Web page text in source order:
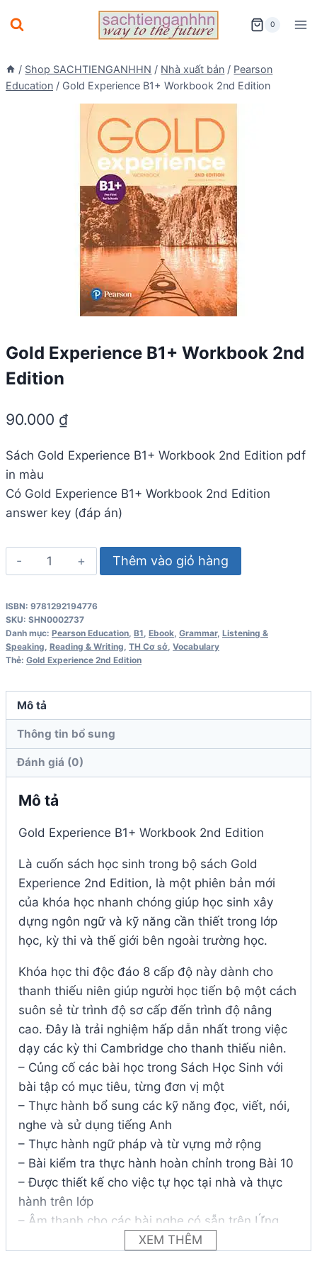
to
0
/ Shop SACHTIENGANHHN / Nhà xuất bản / Pearson
Education / Gold Experience B1+ Workbook 2nd Edition
Gold Experience B1+ Workbook 2nd
Edition
90.000 ₫
Sách Gold Experience B1+ Workbook 2nd Edition pdf
in màu
Có Gold Experience B1+ Workbook 2nd Edition
answer key (đáp án)
Gold
Experience
Workbook
2nd
Edition
lượng
Thêm vào giỏ hàng
ISBN: 9781292194776
SKU: SHN0002737
Danh mục: Pearson Education B1 Ebook Grammar, Listening &
Speaking Reading & Writing TH Cơ sở Vocabulary
Thẻ: Gold Experience 2nd Edition
Mô tả
Thông tin bổ sung
Đánh giá (0)
Mô tả
Gold Experience B1+ Workbook 2nd Edition
Là cuốn sách học sinh trong bộ sách Gold
Experience 2nd Edition, là một phiên bản mới
của khóa học nhanh chóng giúp học sinh xây
dựng ngôn ngữ và kỹ năng cần thiết trong lớp
học, kỳ thi và thế giới bên ngoài trường học.
Khóa học thi độc đáo 8 cấp độ này dành cho
thanh thiếu niên giúp người học tiến bộ một cách
suôn sẻ từ trình độ sơ cấp đến trình độ nâng
cao. Đây là trải nghiệm hấp dẫn nhất trong việc
dạy các kỳ thi Cambridge cho thanh thiếu niên.
– Củng cố các bài học trong Sách Học Sinh với
bài tập có mục tiêu, từng đơn vị một
– Thực hành bổ sung các kỹ năng đọc, viết, nói,
nghe và sử dụng tiếng Anh
– Thực hành ngữ pháp và từ vựng mở rộng
– Bài kiểm tra thực hành hoàn chỉnh trong Bài 10
– Được thiết kế cho việc tự học tại nhà và thực
hành trên lớp
– Âm thanh cho các bài nghe có sẵn trên Ứng
XEM THÊM